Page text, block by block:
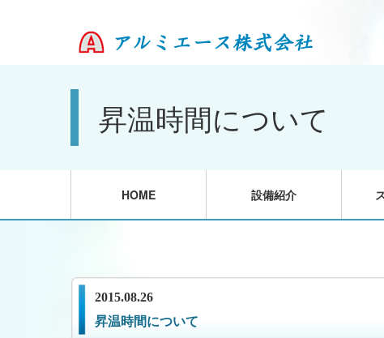
昇温時間について
HOME 設備紹介
2015.08.26
昇温時間について